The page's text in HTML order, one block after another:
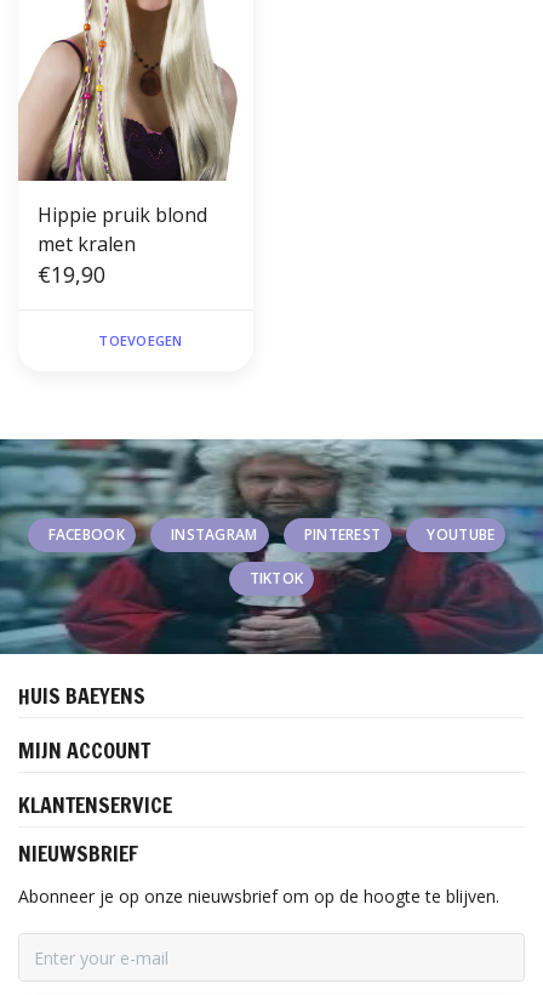
Hippie pruik blond
met kralen
€19,90
TOEVOEGEN
FACEBOOK INSTAGRAM PINTEREST YOUTUBE
TIKTOK
HUIS BAEYENS
MIJN ACCOUNT
KLANTENSERVICE
NIEUWSBRIEF
Abonneer je op onze nieuwsbrief om op de hoogte te blijven.